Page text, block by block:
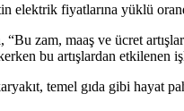
elektrik fiyatlarına yüklü
“Bu zam, maaş ve ücret
bu artışlardan
temel gıda gibi hayat